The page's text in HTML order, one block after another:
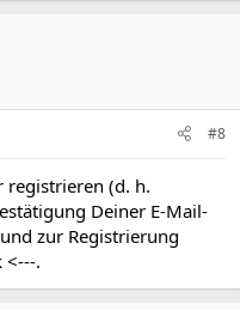
#8
registrieren (d. h.
Deiner E-Mail-
zur Registrierung
<---.